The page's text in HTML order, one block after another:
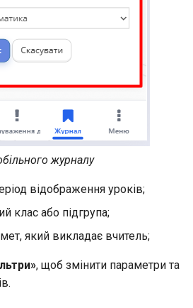
журналу
відображення уроків;
клас або підгрупа;
який викладає вчитель;
, щоб змінити параметри та